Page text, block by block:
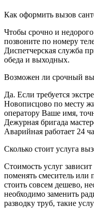
Как оформить вызов
Чтобы срочно и
позвоните по номеру
Диспетчерская служба
обеда и выходных.
Возможен ли срочный
Да. Если требуется
Новописцово по месту
оператору Ваше имя,
Дежурная бригада
Аварийная работает 24
Сколько стоит услуга
Стоимость услуг
поменять смеситель или
стоить совсем дешево,
необходимо заменить
разводку труб, такие